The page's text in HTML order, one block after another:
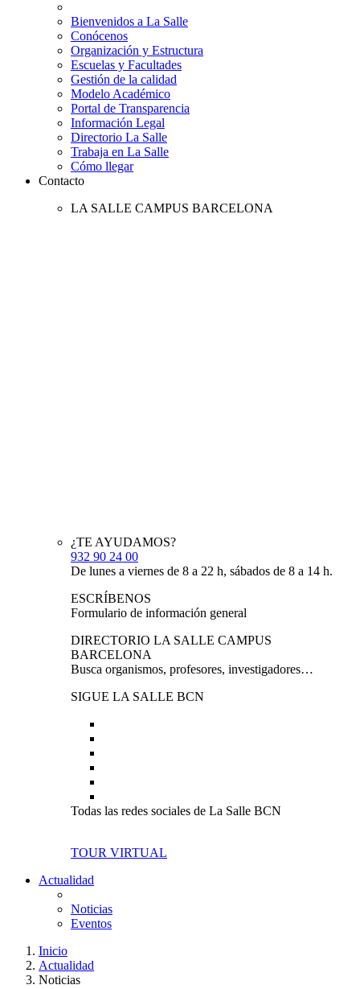
Bienvenidos a La Salle
Conócenos
Organización y Estructura
Escuelas y Facultades
Gestión de la calidad
Modelo Académico
Portal de Transparencia
Información Legal
Directorio La Salle
Trabaja en La Salle
Cómo llegar
Contacto
LA SALLE CAMPUS BARCELONA
¿TE AYUDAMOS?
932 90 24 00
De lunes a viernes de 8 a 22 h, sábados de 8 a 14 h.
ESCRÍBENOS
Formulario de información general
DIRECTORIO LA SALLE CAMPUS
BARCELONA
Busca organismos, profesores, investigadores…
SIGUE LA SALLE BCN
Todas las redes sociales de La Salle BCN
TOUR VIRTUAL
Actualidad
Noticias
Eventos
Inicio
Actualidad
Noticias